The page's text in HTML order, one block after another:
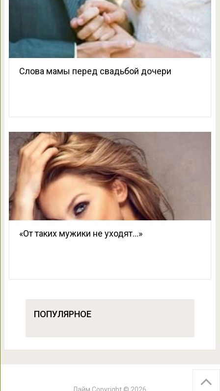
Слова мамы перед свадьбой дочери
«От таких мужики не уходят…»
ПОПУЛЯРНОЕ